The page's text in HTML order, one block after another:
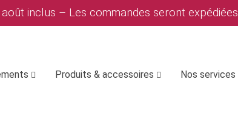
inclus – Les commandes seront expédiées
Produits & accessoires Nos services